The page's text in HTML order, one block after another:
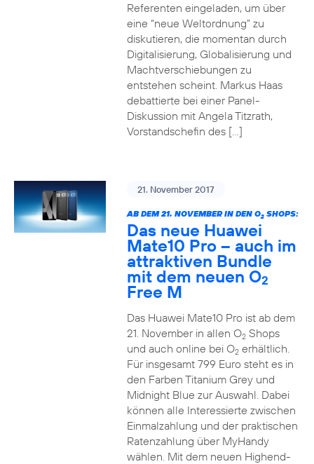
Referenten eingeladen, um über
eine “neue Weltordnung” zu
diskutieren, die momentan durch
Digitalisierung, Globalisierung und
Machtverschiebungen zu
entstehen scheint. Markus Haas
debattierte bei einer Panel-
Diskussion mit Angela Titzrath,
Vorstandschefin des […]
21. November 2017
AB DEM 21. NOVEMBER IN DEN O2SHOPS:
Das neue Huawei
Mate10 Pro – auch im
attraktiven Bundle
mit dem neuen O2
Free M
Das Huawei Mate10 Pro ist ab dem
21. November in allen O2Shops
und auch online bei O2erhältlich.
Für insgesamt 799 Euro steht es in
den Farben Titanium Grey und
Midnight Blue zur Auswahl. Dabei
können alle Interessierte zwischen
Einmalzahlung und der praktischen
Ratenzahlung über MyHandy
wählen. Mit dem neuen Highend-